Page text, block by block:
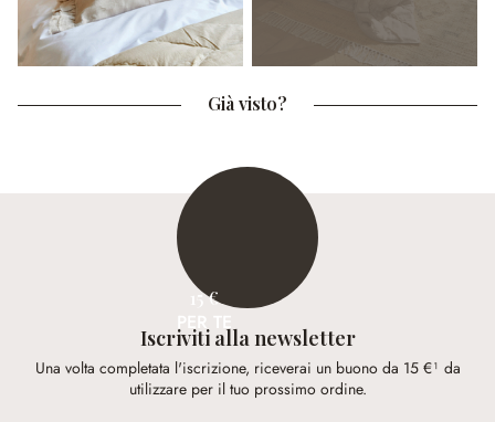
Già visto?
15 €
PER TE
Iscriviti alla newsletter
Una volta completata l'iscrizione, riceverai un buono da 15 €¹ da
utilizzare per il tuo prossimo ordine.